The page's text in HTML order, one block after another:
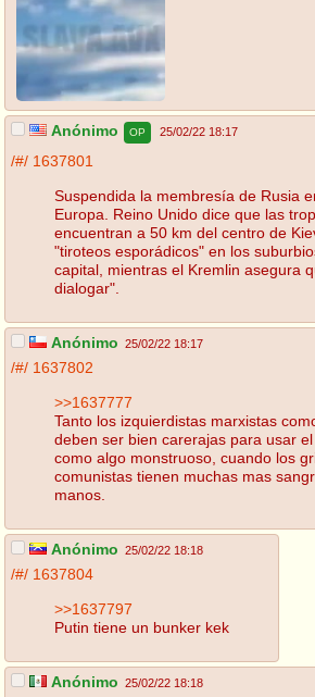
Anónimo OP 25/02/22 18:17
/#/ 1637801
Suspendida la membresía de Rusia
Europa. Reino Unido dice que las
encuentran a 50 km del centro de
"tiroteos esporádicos" en los
capital, mientras el Kremlin asegura
dialogar".
Anónimo 25/02/22 18:17
/#/ 1637802
>>1637777
Tanto los izquierdistas marxistas
deben ser bien carerajas para usar
como algo monstruoso, cuando los
comunistas tienen muchas mas
manos.
Anónimo 25/02/22 18:18
/#/ 1637804
>>1637797
Putin tiene un bunker kek
Anónimo 25/02/22 18:18